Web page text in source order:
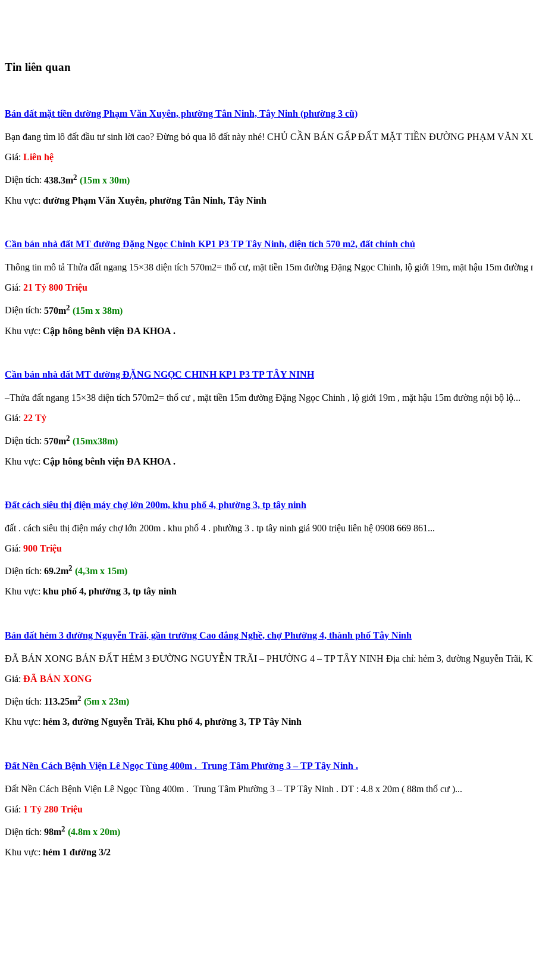
Tin liên quan
Bán đất mặt tiền đường Phạm Văn Xuyên, phường Tân Ninh, Tây Ninh (phường 3 cũ)
Bạn đang tìm lô đất đầu tư sinh lời cao? Đừng bỏ qua lô đất này nhé! CHỦ CẦN BÁN GẤP ĐẤT MẶT TIỀN ĐƯỜNG PHẠM VĂN
Giá: Liên hệ
Diện tích: 438.3m2 (15m x 30m)
Khu vực: đường Phạm Văn Xuyên, phường Tân Ninh, Tây Ninh
Cần bán nhà đất MT đường Đặng Ngọc Chinh KP1 P3 TP Tây Ninh, diện tích 570 m2, đất chính chủ
Thông tin mô tả Thửa đất ngang 15×38 diện tích 570m2= thổ cư, mặt tiền 15m đường Đặng Ngọc Chinh, lộ giới 19m, mặt hậu 15m đường
Giá: 21 Tỷ 800 Triệu
Diện tích: 570m2 (15m x 38m)
Khu vực: Cập hông bênh viện ĐA KHOA .
Cần bán nhà đất MT đường ĐẶNG NGỌC CHINH KP1 P3 TP TÂY NINH
–Thửa đất ngang 15×38 diện tích 570m2= thổ cư , mặt tiền 15m đường Đặng Ngọc Chinh , lộ giới 19m , mặt hậu 15m đường nội bộ lộ...
Giá: 22 Tỷ
Diện tích: 570m2 (15mx38m)
Khu vực: Cập hông bênh viện ĐA KHOA .
Đất cách siêu thị điện máy chợ lớn 200m, khu phố 4, phường 3, tp tây ninh
đất . cách siêu thị điện máy chợ lớn 200m . khu phố 4 . phường 3 . tp tây ninh giá 900 triệu liên hệ 0908 669 861...
Giá: 900 Triệu
Diện tích: 69.2m2 (4,3m x 15m)
Khu vực: khu phố 4, phường 3, tp tây ninh
Bán đất hẻm 3 đường Nguyễn Trãi, gần trường Cao đẳng Nghề, chợ Phường 4, thành phố Tây Ninh
ĐÃ BÁN XONG BÁN ĐẤT HẺM 3 ĐƯỜNG NGUYỄN TRÃI – PHƯỜNG 4 – TP TÂY NINH Địa chỉ: hẻm 3, đường Nguyễn Trãi,
Giá: ĐÃ BÁN XONG
Diện tích: 113.25m2 (5m x 23m)
Khu vực: hẻm 3, đường Nguyễn Trãi, Khu phố 4, phường 3, TP Tây Ninh
Đất Nền Cách Bệnh Viện Lê Ngọc Tùng 400m . Trung Tâm Phường 3 – TP Tây Ninh .
Đất Nền Cách Bệnh Viện Lê Ngọc Tùng 400m . Trung Tâm Phường 3 – TP Tây Ninh . DT : 4.8 x 20m ( 88m thổ cư )...
Giá: 1 Tỷ 280 Triệu
Diện tích: 98m2 (4.8m x 20m)
Khu vực: hẻm 1 đường 3/2